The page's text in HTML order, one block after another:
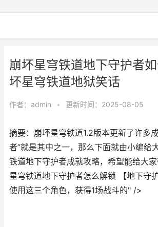
崩坏星穹铁道地下守护者
坏星穹铁道地狱笑话
作者： admin • 更新时间：2025-08-05
摘要：崩坏星穹铁道1.2版本更新了许多
者”就是其中之一，那么下面就由小编给
铁道地下守护者成就攻略，希望能给大
星穹铁道地下守护者怎么解锁 【地下守
使用这三个角色，获得1场战斗的" />